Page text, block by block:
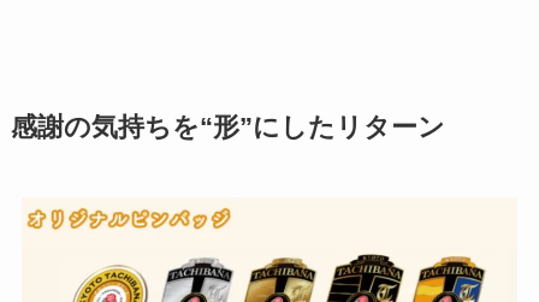
感謝の気持ちを“形”にしたリターン